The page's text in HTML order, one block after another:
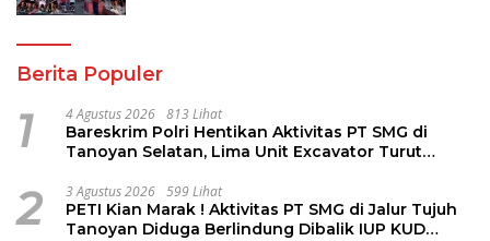
Berita Populer
1 4 Agustus 2026 813 Lihat
Bareskrim Polri Hentikan Aktivitas PT SMG di
Tanoyan Selatan, Lima Unit Excavator Turut
2 3 Agustus 2026 599 Lihat
PETI Kian Marak ! Aktivitas PT SMG di Jalur Tujuh
Tanoyan Diduga Berlindung Dibalik IUP KUD